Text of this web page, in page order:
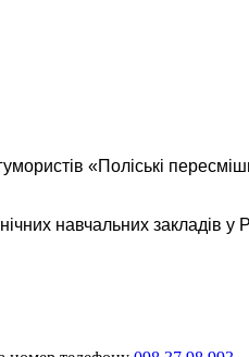
«Поліські
навчальних закладів у